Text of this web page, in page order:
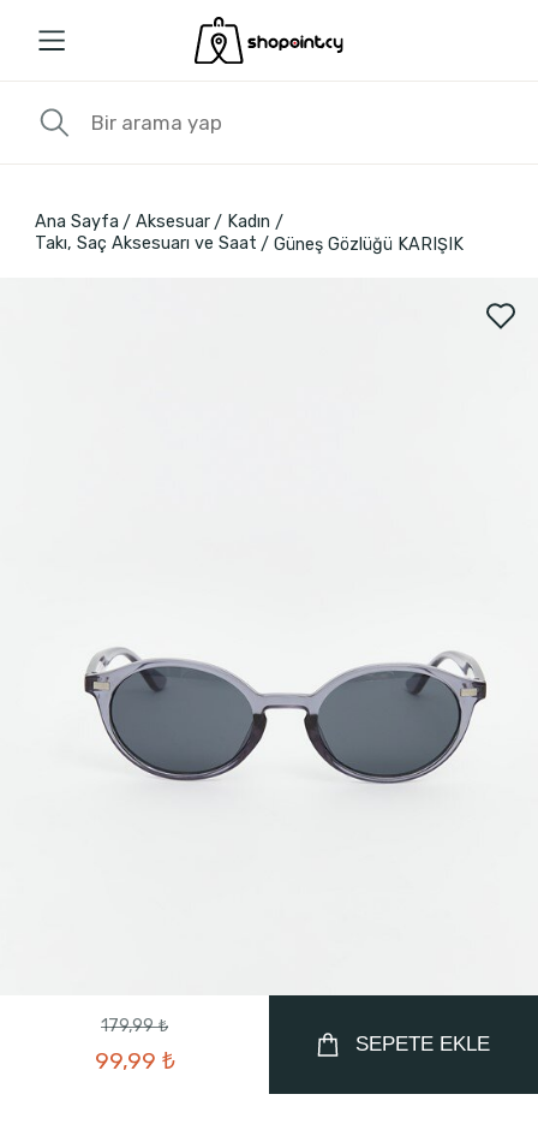
Ana Sayfa Aksesuar
Kadın
Takı, Saç Aksesuarı ve Saat
Güneş Gözlüğü KARIŞIK
179,99 ₺
99,99 ₺
SEPETE EKLE